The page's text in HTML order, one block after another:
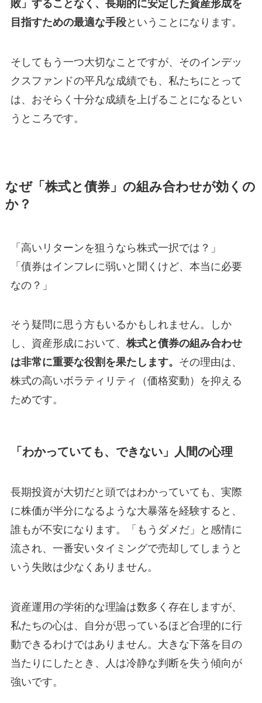
敗」することなく、長期的に安定した資産形成を
目指すための最適な手段ということになります。
そしてもう一つ大切なことですが、そのインデッ
クスファンドの平凡な成績でも、私たちにとって
は、おそらく十分な成績を上げることになるとい
うところです。
なぜ「株式と債券」の組み合わせが効くの
か？
「高いリターンを狙うなら株式一択では？」
「債券はインフレに弱いと聞くけど、本当に必要
なの？」
そう疑問に思う方もいるかもしれません。しか
し、資産形成において、 株式と債券の組み合わせ
は非常に重要な役割を果たします。 その理由は、
株式の高いボラティリティ（価格変動）を抑える
ためです。
「わかっていても、できない」人間の心理
長期投資が大切だと頭ではわかっていても、実際
に株価が半分になるような大暴落を経験すると、
誰もが不安になります。「もうダメだ」と感情に
流され、一番安いタイミングで売却してしまうと
いう失敗は少なくありません。
資産運用の学術的な理論は数多く存在しますが、
私たちの心は、自分が思っているほど合理的に行
動できるわけではありません。大きな下落を目の
当たりにしたとき、人は冷静な判断を失う傾向が
強いです。